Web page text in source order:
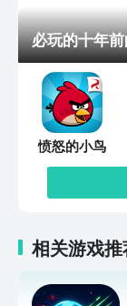
必玩的十年
愤怒的小鸟
相关游戏推